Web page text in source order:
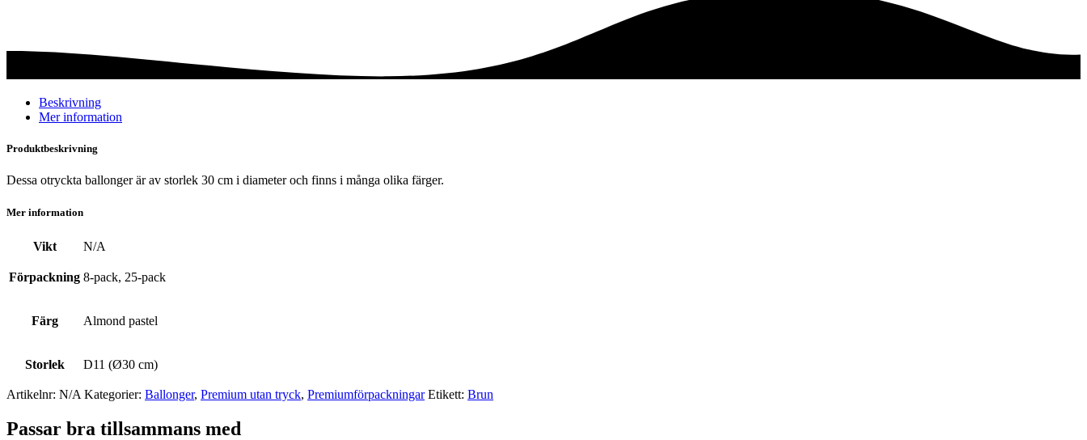
Beskrivning
Mer information
Produktbeskrivning
Dessa otryckta ballonger är av storlek 30 cm i diameter och finns i många olika färger.
Mer information
Vikt N/A
Förpackning 8-pack, 25-pack
Färg Almond pastel
Storlek D11 (Ø30 cm)
Artikelnr: N/A Kategorier: Ballonger, Premium utan tryck, Premium­förpackningar Etikett: Brun
Passar bra tillsammans med